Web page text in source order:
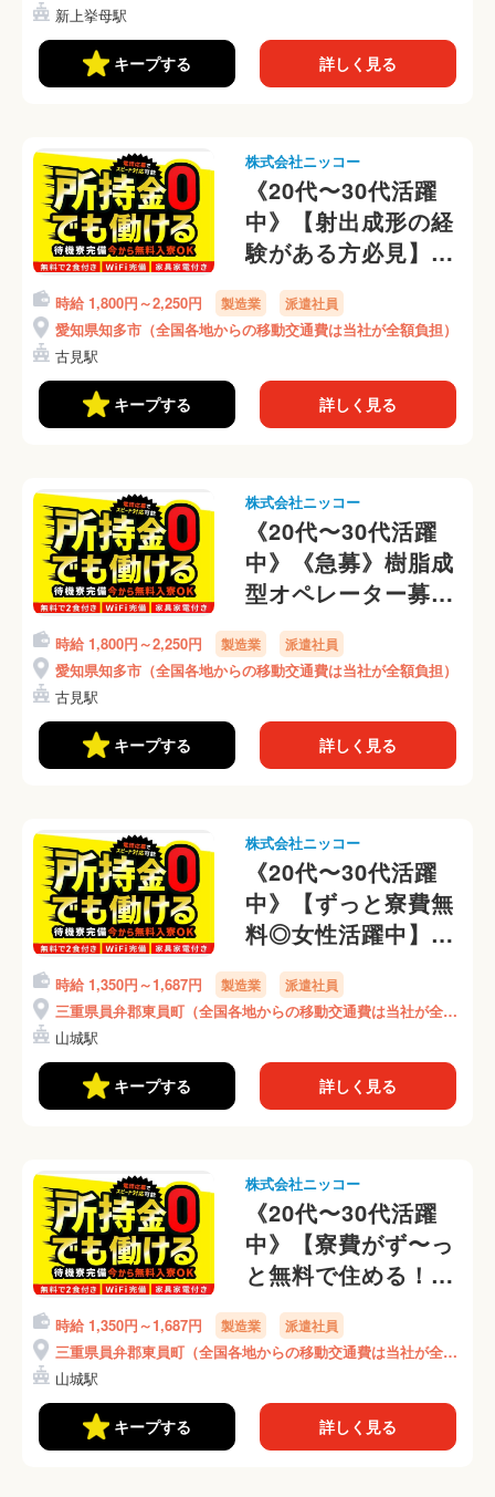
工作業◎(311-1)
新上挙母駅
キープする 詳しく見る
株式会社ニッコー
《20代〜30代活躍
中》【射出成形の経
験がある方必見】時
給1800円！月収31
万可◎オープニング
募集！シャワートイ
レ部品の製造(489-
時給 1,800円～2,250円 製造業 派遣社員
愛知県知多市（全国各地からの移動交通費は当社が全額負担）
古見駅
キープする 詳しく見る
株式会社ニッコー
《20代〜30代活躍
中》《急募》樹脂成
型オペレーター募集
│高時給1800円│中
高年活躍中│残業
10h×月収31万可
(489-2)
時給 1,800円～2,250円 製造業 派遣社員
愛知県知多市（全国各地からの移動交通費は当社が全額負担）
古見駅
キープする 詳しく見る
株式会社ニッコー
《20代〜30代活躍
中》【ずっと寮費無
料◎女性活躍中】軽
作業◎手のひらサイ
ズの部品を目視検査
◎力仕事ナシ！
(410-1)
時給 1,350円～1,687円 製造業 派遣社員
三重県員弁郡東員町（全国各地からの移動交通費は当社が全額
負担）
山城駅
キープする 詳しく見る
株式会社ニッコー
《20代〜30代活躍
中》【寮費がず〜っ
と無料で住める！】
体力負担ナシの軽作
業！小さな部品を目
視でチェック★月収
33.5万円可★(410-
時給 1,350円～1,687円 製造業 派遣社員
三重県員弁郡東員町（全国各地からの移動交通費は当社が全額
負担）
山城駅
キープする 詳しく見る